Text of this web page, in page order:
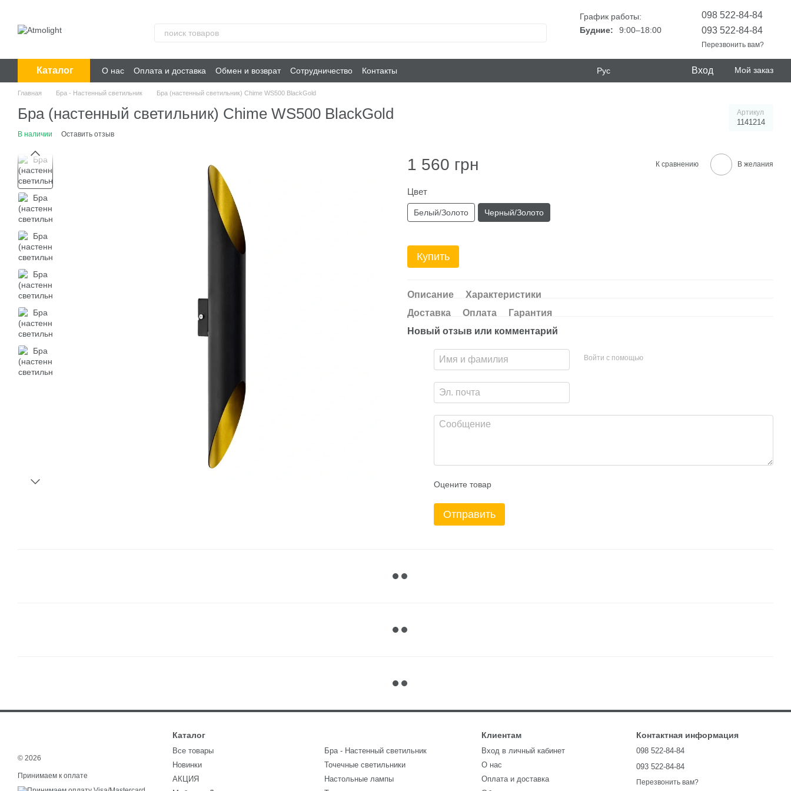
График работы:
Будние:
9:00–18:00
098 522-84-84
093 522-84-84
Перезвонить вам?
Каталог О нас Оплата и доставка Обмен и возврат Сотрудничество Контакты Рус Вход Мой заказ
Главная Бра - Настенный светильник Бра (настенный светильник) Chime WS500 BlackGold
Бра (настенный светильник) Chime WS500 BlackGold Артикул
1141214
В наличии Оставить отзыв
1 560 грн К сравнению В желания
Цвет
Белый/Золото Черный/Золото
Купить
Описание
Характеристики
Доставка
Оплата
Гарантия
Новый отзыв или комментарий
Войти с помощью
Оцените товар
Отправить
© 2026
Принимаем к оплате
Каталог
Все товары
Новинки
АКЦИЯ
Бра - Настенный светильник
Точечные светильники
Настольные лампы
Клиентам
Вход в личный кабинет
О нас
Оплата и доставка
Контактная информация
098 522-84-84
093 522-84-84
Перезвонить вам?